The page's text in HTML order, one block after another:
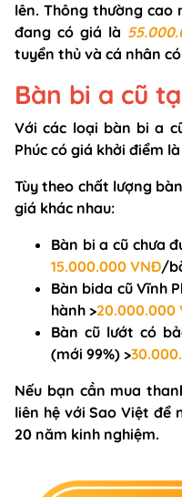
lên. Thông thường
đang có giá là
tuyển thủ và cá nhân
Bàn bi a cũ
Với các loại bàn bi a
Phúc có giá khởi điểm là
Tùy theo chất lượng
giá khác nhau:
Bàn bi a cũ chưa
15.000.000 VNĐ/
Bàn bida cũ Vĩnh
hành >20.000.000
Bàn cũ lướt có
(mới 99%) >
Nếu bạn cần mua
liên hệ với Sao Việt để
20 năm kinh nghiệm.